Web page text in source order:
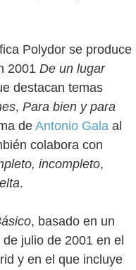
Polydor se produce
2001 De un lugar
destacan temas
, Para bien y para
deAntonio Gala al
colabora con
incompleto,
.
, basado en un
julio de 2001 en el
y en el que incluye